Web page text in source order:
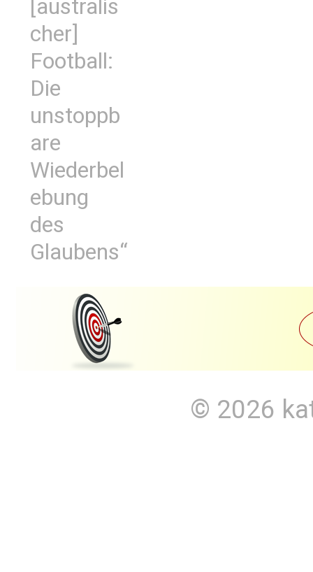
[australis
cher]
Football:
Die
unstoppb
are
Wiederbel
ebung
des
Glaubens“
© 2026